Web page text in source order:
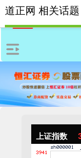
上证指数
道正网 相关话题